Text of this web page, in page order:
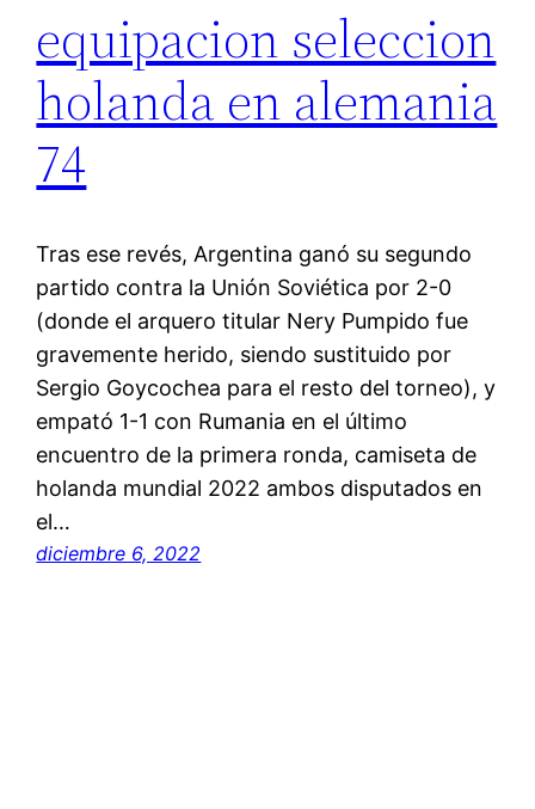
equipacion seleccion
holanda en alemania
74
Tras ese revés, Argentina ganó su segundo
partido contra la Unión Soviética por 2-0
(donde el arquero titular Nery Pumpido fue
gravemente herido, siendo sustituido por
Sergio Goycochea para el resto del torneo), y
empató 1-1 con Rumania en el último
encuentro de la primera ronda, camiseta de
holanda mundial 2022 ambos disputados en
el…
diciembre 6, 2022